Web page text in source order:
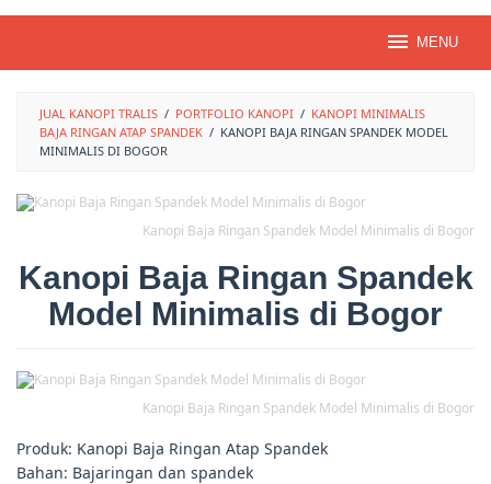
MENU
JUAL KANOPI TRALIS / PORTFOLIO KANOPI / KANOPI MINIMALIS
BAJA RINGAN ATAP SPANDEK / KANOPI BAJA RINGAN SPANDEK MODEL
MINIMALIS DI BOGOR
Kanopi Baja Ringan Spandek Model Minimalis di Bogor
Kanopi Baja Ringan Spandek
Model Minimalis di Bogor
Kanopi Baja Ringan Spandek Model Minimalis di Bogor
Produk: Kanopi Baja Ringan Atap Spandek
Bahan: Bajaringan dan spandek